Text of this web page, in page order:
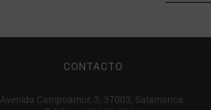
CONTACTO
Avenida Campoamor, 3, 37003, Salamanca.